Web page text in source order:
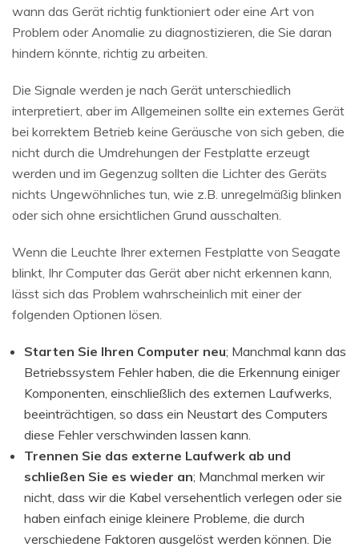
wann das Gerät richtig funktioniert oder eine Art von
Problem oder Anomalie zu diagnostizieren, die Sie daran
hindern könnte, richtig zu arbeiten.
Die Signale werden je nach Gerät unterschiedlich
interpretiert, aber im Allgemeinen sollte ein externes Gerät
bei korrektem Betrieb keine Geräusche von sich geben, die
nicht durch die Umdrehungen der Festplatte erzeugt
werden und im Gegenzug sollten die Lichter des Geräts
nichts Ungewöhnliches tun, wie z.B. unregelmäßig blinken
oder sich ohne ersichtlichen Grund ausschalten.
Wenn die Leuchte Ihrer externen Festplatte von Seagate
blinkt, Ihr Computer das Gerät aber nicht erkennen kann,
lässt sich das Problem wahrscheinlich mit einer der
folgenden Optionen lösen.
Starten Sie Ihren Computer neu; Manchmal kann das
Betriebssystem Fehler haben, die die Erkennung einiger
Komponenten, einschließlich des externen Laufwerks,
beeinträchtigen, so dass ein Neustart des Computers
diese Fehler verschwinden lassen kann.
Trennen Sie das externe Laufwerk ab und
schließen Sie es wieder an; Manchmal merken wir
nicht, dass wir die Kabel versehentlich verlegen oder sie
haben einfach einige kleinere Probleme, die durch
verschiedene Faktoren ausgelöst werden können. Die